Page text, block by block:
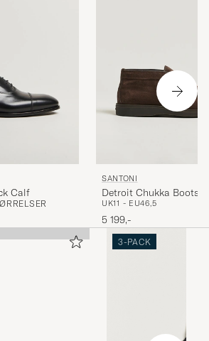
Calf
SANTONI
Detroit Chukka Boots
Suede
UK11 - EU46,5
5 199,-
3-PACK